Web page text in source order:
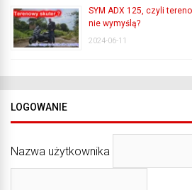
SYM ADX 125, czyli
nie wymyślą?
2024-06-11
LOGOWANIE
Nazwa użytkownika